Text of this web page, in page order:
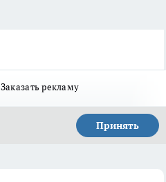
Заказать рекламу
Принять